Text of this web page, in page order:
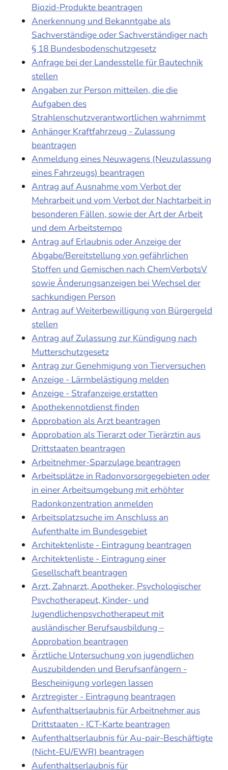
Biozid-Produkte beantragen
Anerkennung und Bekanntgabe als
Sachverständige oder Sachverständiger nach
§ 18 Bundesbodenschutzgesetz
Anfrage bei der Landesstelle für Bautechnik
stellen
Angaben zur Person mitteilen, die die
Aufgaben des
Strahlenschutzverantwortlichen wahrnimmt
Anhänger Kraftfahrzeug - Zulassung
beantragen
Anmeldung eines Neuwagens (Neuzulassung
eines Fahrzeugs) beantragen
Antrag auf Ausnahme vom Verbot der
Mehrarbeit und vom Verbot der Nachtarbeit in
besonderen Fällen, sowie der Art der Arbeit
und dem Arbeitstempo
Antrag auf Erlaubnis oder Anzeige der
Abgabe/Bereitstellung von gefährlichen
Stoffen und Gemischen nach ChemVerbotsV
sowie Änderungsanzeigen bei Wechsel der
sachkundigen Person
Antrag auf Weiterbewilligung von Bürgergeld
stellen
Antrag auf Zulassung zur Kündigung nach
Mutterschutzgesetz
Antrag zur Genehmigung von Tierversuchen
Anzeige - Lärmbelästigung melden
Anzeige - Strafanzeige erstatten
Apothekennotdienst finden
Approbation als Arzt beantragen
Approbation als Tierarzt oder Tierärztin aus
Drittstaaten beantragen
Arbeitnehmer-Sparzulage beantragen
Arbeitsplätze in Radonvorsorgegebieten oder
in einer Arbeitsumgebung mit erhöhter
Radonkonzentration anmelden
Arbeitsplatzsuche im Anschluss an
Aufenthalte im Bundesgebiet
Architektenliste - Eintragung beantragen
Architektenliste - Eintragung einer
Gesellschaft beantragen
Arzt, Zahnarzt, Apotheker, Psychologischer
Psychotherapeut, Kinder- und
Jugendlichenpsychotherapeut mit
ausländischer Berufsausbildung –
Approbation beantragen
Ärztliche Untersuchung von jugendlichen
Auszubildenden und Berufsanfängern -
Bescheinigung vorlegen lassen
Arztregister - Eintragung beantragen
Aufenthaltserlaubnis für Arbeitnehmer aus
Drittstaaten - ICT-Karte beantragen
Aufenthaltserlaubnis für Au-pair-Beschäftigte
(Nicht-EU/EWR) beantragen
Aufenthaltserlaubnis für